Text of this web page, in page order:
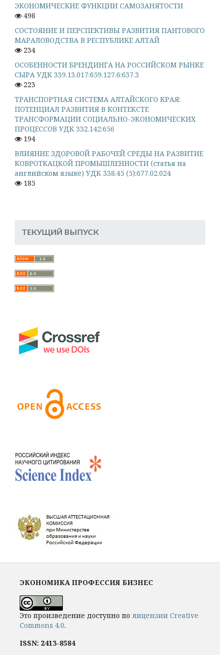
ЭКОНОМИЧЕСКИЕ ФУНКЦИИ САМОЗАНЯТОСТИ
498
СОСТОЯНИЕ И ПЕРСПЕКТИВЫ РАЗВИТИЯ ПАНТОВОГО
МАРАЛОВОДСТВА В РЕСПУБЛИКЕ АЛТАЙ
234
ОСОБЕННОСТИ БРЕНДИНГА НА РОССИЙСКОМ РЫНКЕ
СЫРА УДК 339.13.017:659.127.6:637.3
223
ТРАНСПОРТНАЯ СИСТЕМА АЛТАЙСКОГО КРАЯ:
ПОТЕНЦИАЛ РАЗВИТИЯ В КОНТЕКСТЕ
ТРАНСФОРМАЦИИ СОЦИАЛЬНО-ЭКОНОМИЧЕСКИХ
ПРОЦЕССОВ УДК 332.142:656
194
ВЛИЯНИЕ ЗДОРОВОЙ РАБОЧЕЙ СРЕДЫ НА РАЗВИТИЕ
КОВРОТКАЦКОЙ ПРОМЫШЛЕННОСТИ (статья на
английском языке) УДК 338.45 (5):677.02.024
185
ТЕКУЩИЙ ВЫПУСК
ЭКОНОМИКА ПРОФЕССИЯ БИЗНЕС
Это произведение доступно по лицензии Creative
Commons 4.0.
ISSN: 2413-8584